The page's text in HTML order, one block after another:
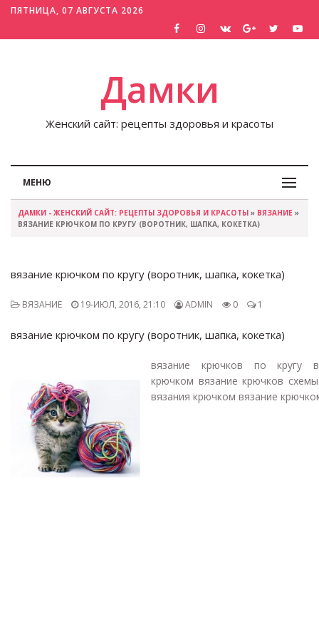
ПЯТНИЦА, 07 АВГУСТА 2026
Дамки
Женский сайт: рецепты здоровья и красоты
МЕНЮ
ДАМКИ - ЖЕНСКИЙ САЙТ: РЕЦЕПТЫ ЗДОРОВЬЯ И КРАСОТЫ » ВЯЗАНИЕ »
ВЯЗАНИЕ КРЮЧКОМ ПО КРУГУ (ВОРОТНИК, ШАПКА, КОКЕТКА)
вязание крючком по кругу (воротник, шапка, кокетка)
ВЯЗАНИЕ 19-ИЮЛ, 2016, 21:10 ADMIN 0 1
вязание крючком по кругу (воротник, шапка, кокетка)
вязание крючков по кругу
крючком вязание крючков
вязания крючком вязание